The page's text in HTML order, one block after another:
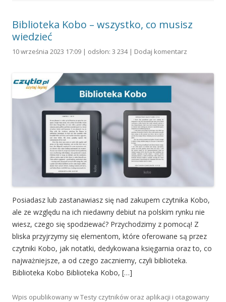
Biblioteka Kobo – wszystko, co musisz
wiedzieć
10 września 2023 17:09 | odsłon: 3 234 | Dodaj komentarz
Posiadasz lub zastanawiasz się nad zakupem czytnika Kobo,
ale ze względu na ich niedawny debiut na polskim rynku nie
wiesz, czego się spodziewać? Przychodzimy z pomocą! Z
bliska przyjrzymy się elementom, które oferowane są przez
czytniki Kobo, jak notatki, dedykowana księgarnia oraz to, co
najważniejsze, a od czego zaczniemy, czyli biblioteka.
Biblioteka Kobo Biblioteka Kobo, […]
Wpis opublikowany wTesty czytników oraz aplikacji i otagowany